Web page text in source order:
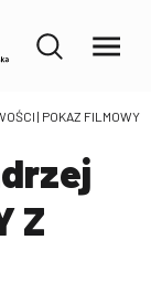
| POKAZ FILMOWY
Z